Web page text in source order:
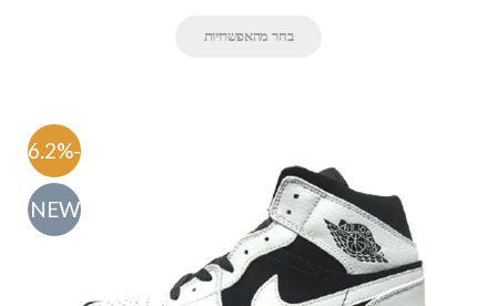
בחר מהאפשרויות
-46.2%
NEW